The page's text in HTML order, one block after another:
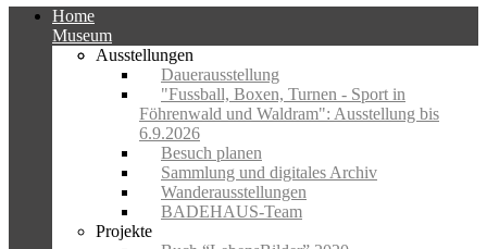
Home
Museum
Ausstellungen
Dauerausstellung
"Fussball, Boxen, Turnen - Sport in
Föhrenwald und Waldram": Ausstellung bis
6.9.2026
Besuch planen
Sammlung und digitales Archiv
Wanderausstellungen
BADEHAUS-Team
Projekte